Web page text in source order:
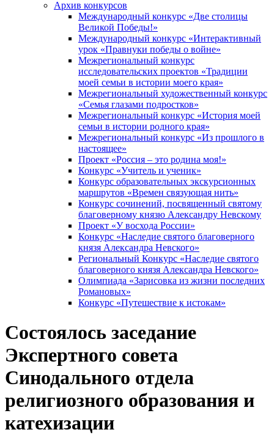
Архив конкурсов
Международный конкурс «Две столицы
Великой Победы!»
Международный конкурс «Интерактивный
урок «Правнуки победы о войне»
Межрегиональный конкурс
исследовательских проектов «Традиции
моей семьи в истории моего края»
Межрегиональный художественный конкурс
«Семья глазами подростков»
Межрегиональный конкурс «История моей
семьи в истории родного края»
Межрегиональный конкурс «Из прошлого в
настоящее»
Проект «Россия – это родина моя!»
Конкурс «Учитель и ученик»
Конкурс образовательных экскурсионных
маршрутов «Времен связующая нить»
Конкурс сочинений, посвященный святому
благоверному князю Александру Невскому
Проект «У восхода России»
Конкурс «Наследие святого благоверного
князя Александра Невского»
Региональный Конкурс «Наследие святого
благоверного князя Александра Невского»
Олимпиада «Зарисовка из жизни последних
Романовых»
Конкурс «Путешествие к истокам»
Состоялось заседание
Экспертного совета
Синодального отдела
религиозного образования и
катехизации